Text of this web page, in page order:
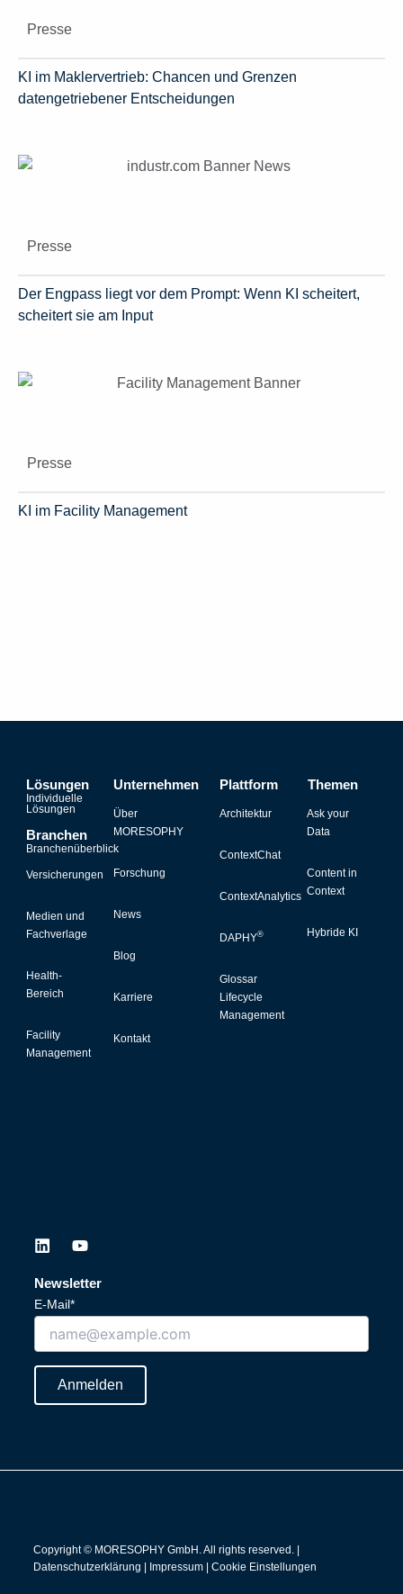
Presse
KI im Maklervertrieb: Chancen und Grenzen
datengetriebener Entscheidungen
Presse
Der Engpass liegt vor dem Prompt: Wenn KI scheitert,
scheitert sie am Input
Presse
KI im Facility Management
L
n
k
e
Y
u
t
e
Newsletter
E-Mail*
Anmelden
Lösungen
Individuelle
Lösungen
Branchen
Branchenüberblick
Versicherungen
Medien und
Fachverlage
Health-
Bereich
Facility
Management
Unternehmen
Über
MORESOPHY
Forschung
News
Blog
Karriere
Kontakt
Plattform
Architektur
ContextChat
ContextAnalytics
DAPHY®
Glossar
Lifecycle
Management
Themen
Ask your
Data
Content in
Context
Hybride KI
Copyright © MORESOPHY GmbH. All rights reserved. |
Datenschutzerklärung
Impressum| Cookie Einstellungen